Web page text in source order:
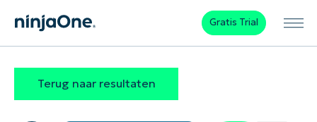
Gratis Trial
Terug naar resultaten